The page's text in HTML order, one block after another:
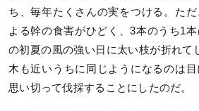
ち、毎年たくさんの実をつける。た
よる幹の食害がひどく、3本のうち1
の初夏の風の強い日に太い枝が折れて
木も近いうちに同じようになるのは
思い切って伐採することにしたのだ。